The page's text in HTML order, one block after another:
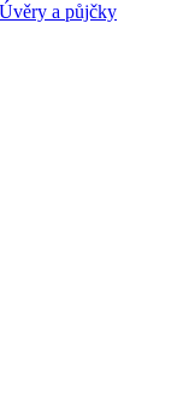
Úvěry a půjčky